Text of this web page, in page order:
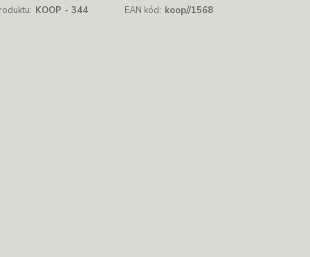
KOOP - 344 EAN kód: koop//1568